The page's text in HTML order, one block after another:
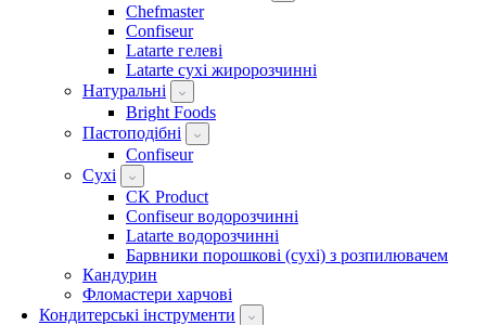
Chefmaster
Confiseur
Latarte гелеві
Latarte сухі жиророзчинні
Натуральні
Bright Foods
Пастоподібні
Confiseur
Сухі
CK Product
Confiseur водорозчинні
Latarte водорозчинні
Барвники порошкові (сухі) з розпилювачем
Кандурин
Фломастери харчові
Кондитерські інструменти